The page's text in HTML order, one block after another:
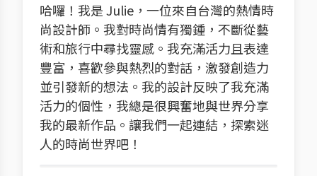
哈囉！我是 Julie，一位來自台灣的熱情時
尚設計師。我對時尚情有獨鍾，不斷從藝
術和旅行中尋找靈感。我充滿活力且表達
豐富，喜歡參與熱烈的對話，激發創造力
並引發新的想法。我的設計反映了我充滿
活力的個性，我總是很興奮地與世界分享
我的最新作品。讓我們一起連結，探索迷
人的時尚世界吧！